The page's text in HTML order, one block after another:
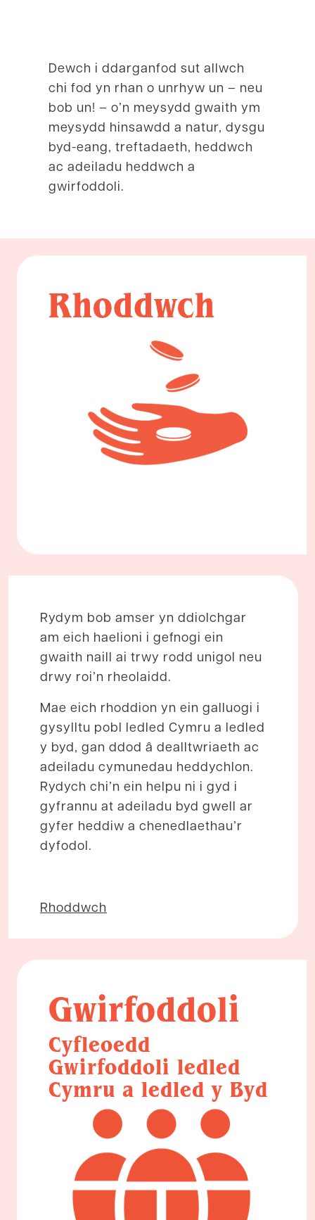
Dewch i ddarganfod sut allwch
chi fod yn rhan o unrhyw un – neu
bob un! – o’n meysydd gwaith ym
meysydd hinsawdd a natur, dysgu
byd-eang, treftadaeth, heddwch
ac adeiladu heddwch a
gwirfoddoli.
Rhoddwch
Rydym bob amser yn ddiolchgar
am eich haelioni i gefnogi ein
gwaith naill ai trwy rodd unigol neu
drwy roi’n rheolaidd.
Mae eich rhoddion yn ein galluogi i
gysylltu pobl ledled Cymru a ledled
y byd, gan ddod â dealltwriaeth ac
adeiladu cymunedau heddychlon.
Rydych chi’n ein helpu ni i gyd i
gyfrannu at adeiladu byd gwell ar
gyfer heddiw a chenedlaethau’r
dyfodol.
Rhoddwch
Gwirfoddoli
Cyfleoedd
Gwirfoddoli ledled
Cymru a ledled y Byd